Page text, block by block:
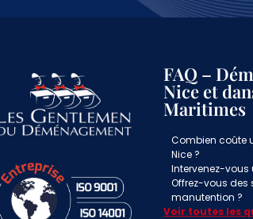
FAQ –
Nice et
Maritimes
Combien coûte
Nice ?
Intervenez-vous
Offrez-vous des
manutention ?
Voir toutes les